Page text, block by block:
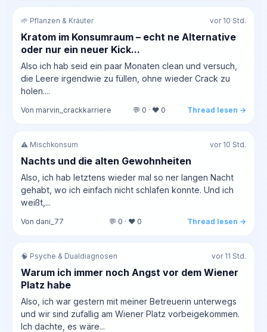
🌱 Pflanzen & Kräuter vor 10 Std.
Kratom im Konsumraum – echt ne Alternative
oder nur ein neuer Kick...
Also ich hab seid ein paar Monaten clean und versuch,
die Leere irgendwie zu füllen, ohne wieder Crack zu
holen....
Von marvin_crackkarriere 💬 0 · ❤️ 0 Thread lesen →
⚠️ Mischkonsum vor 10 Std.
Nachts und die alten Gewohnheiten
Also, ich hab letztens wieder mal so ner langen Nacht
gehabt, wo ich einfach nicht schlafen konnte. Und ich
weißt,...
Von dani_77 💬 0 · ❤️ 0 Thread lesen →
🧠 Psyche & Dualdiagnosen vor 11 Std.
Warum ich immer noch Angst vor dem Wiener
Platz habe
Also, ich war gestern mit meiner Betreuerin unterwegs
und wir sind zufallig am Wiener Platz vorbeigekommen.
Ich dachte, es wäre...